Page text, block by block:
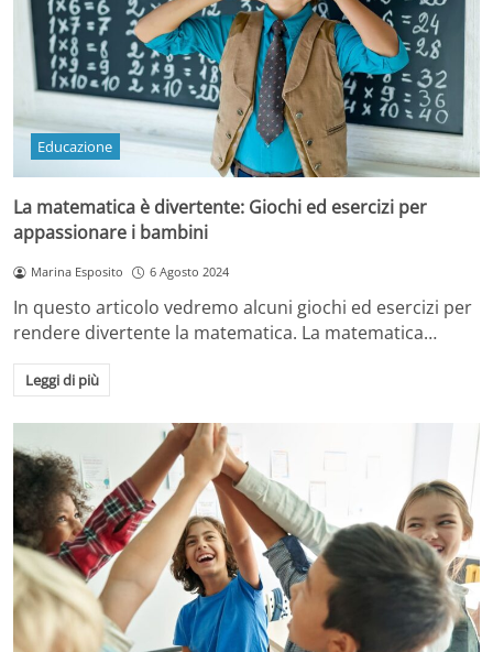
Educazione
La matematica è divertente: Giochi ed esercizi per
appassionare i bambini
Marina Esposito 6 Agosto 2024
In questo articolo vedremo alcuni giochi ed esercizi per
rendere divertente la matematica. La matematica…
Leggi di più